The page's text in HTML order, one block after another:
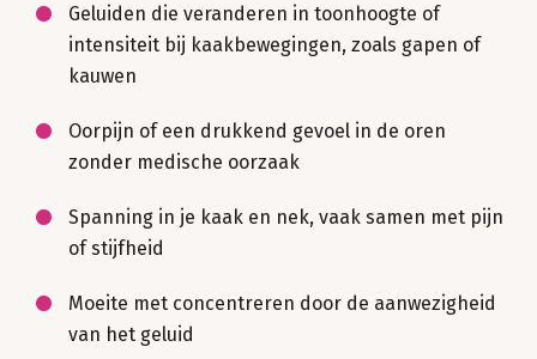
Geluiden die veranderen in toonhoogte of
intensiteit bij kaakbewegingen, zoals gapen of
kauwen
Oorpijn of een drukkend gevoel in de oren
zonder medische oorzaak
Spanning in je kaak en nek, vaak samen met pijn
of stijfheid
Moeite met concentreren door de aanwezigheid
van het geluid